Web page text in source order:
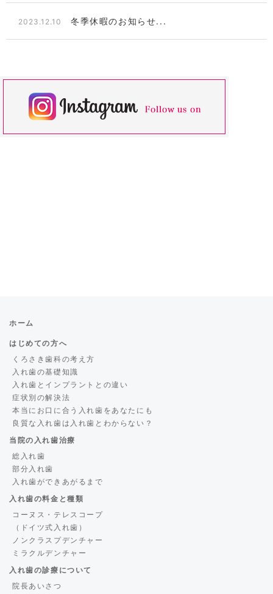
2023.12.10 冬季休暇のお知らせ...
ホーム
はじめての方へ
くろさき歯科の考え方
入れ歯の基礎知識
入れ歯とインプラントとの違い
症状別の解決法
本当にお口に合う入れ歯をあなたにも
良質な入れ歯は入れ歯とわからない？
当院の入れ歯治療
総入れ歯
部分入れ歯
入れ歯ができあがるまで
入れ歯の料金と種類
コーヌス・テレスコープ
（ドイツ式入れ歯）
ノンクラスプデンチャー
ミラクルデンチャー
入れ歯の診療について
院長あいさつ